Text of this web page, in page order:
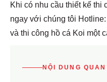
Khi có nhu cầu thiết kế thi
ngay với chúng tôi
và thi công hồ cá Koi một
NỘI DUNG